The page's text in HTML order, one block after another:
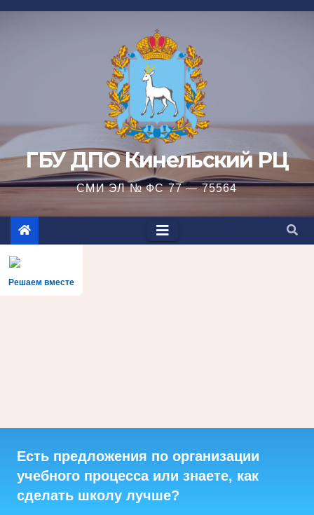
Перейти
ГБУ ДПО Кинельский РЦ
СМИ ЭЛ № ФС 77 — 75564
Решаем вместе
Есть предложения по организации
учебного процесса или знаете, как
сделать школу лучше?